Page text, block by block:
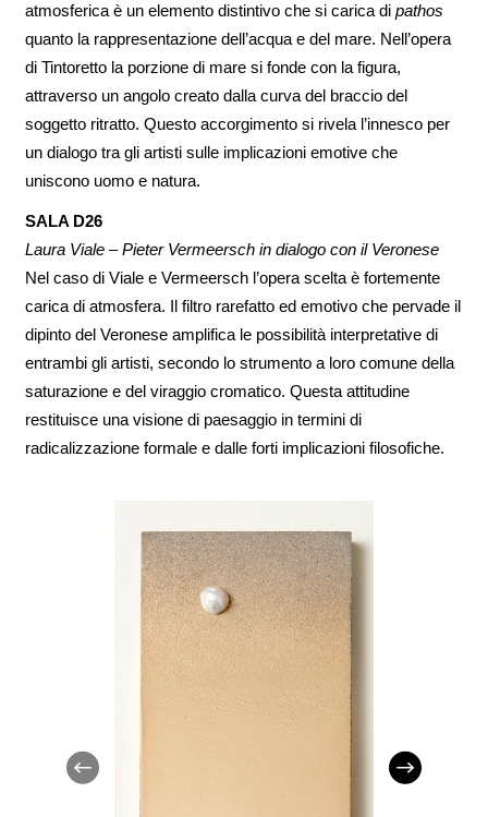
atmosferica è un elemento distintivo che si carica di pathos
quanto la rappresentazione dell’acqua e del mare. Nell’opera
di Tintoretto la porzione di mare si fonde con la figura,
attraverso un angolo creato dalla curva del braccio del
soggetto ritratto. Questo accorgimento si rivela l’innesco per
un dialogo tra gli artisti sulle implicazioni emotive che
uniscono uomo e natura.
SALA D26
Laura Viale – Pieter Vermeersch in dialogo con il Veronese
Nel caso di Viale e Vermeersch l’opera scelta è fortemente
carica di atmosfera. Il filtro rarefatto ed emotivo che pervade il
dipinto del Veronese amplifica le possibilità interpretative di
entrambi gli artisti, secondo lo strumento a loro comune della
saturazione e del viraggio cromatico. Questa attitudine
restituisce una visione di paesaggio in termini di
radicalizzazione formale e dalle forti implicazioni filosofiche.